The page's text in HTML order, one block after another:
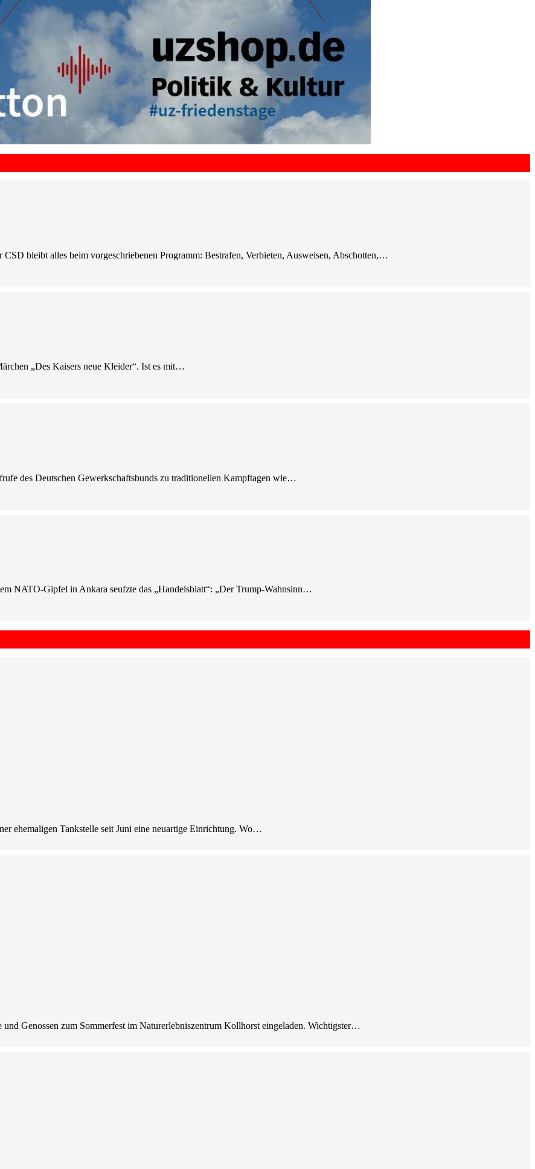
bleibt alles beim vorgeschriebenen Programm: Bestrafen, Verbieten, Ausweisen, Abschotten,…
„Des Kaisers neue Kleider“. Ist es mit…
des Deutschen Gewerkschaftsbunds zu traditionellen Kampftagen wie…
NATO-Gipfel in Ankara seufzte das „Handelsblatt“: „Der Trump-Wahnsinn…
ehemaligen Tankstelle seit Juni eine neuartige Einrichtung. Wo…
Genossen zum Sommerfest im Naturerlebniszentrum Kollhorst eingeladen. Wichtigster…